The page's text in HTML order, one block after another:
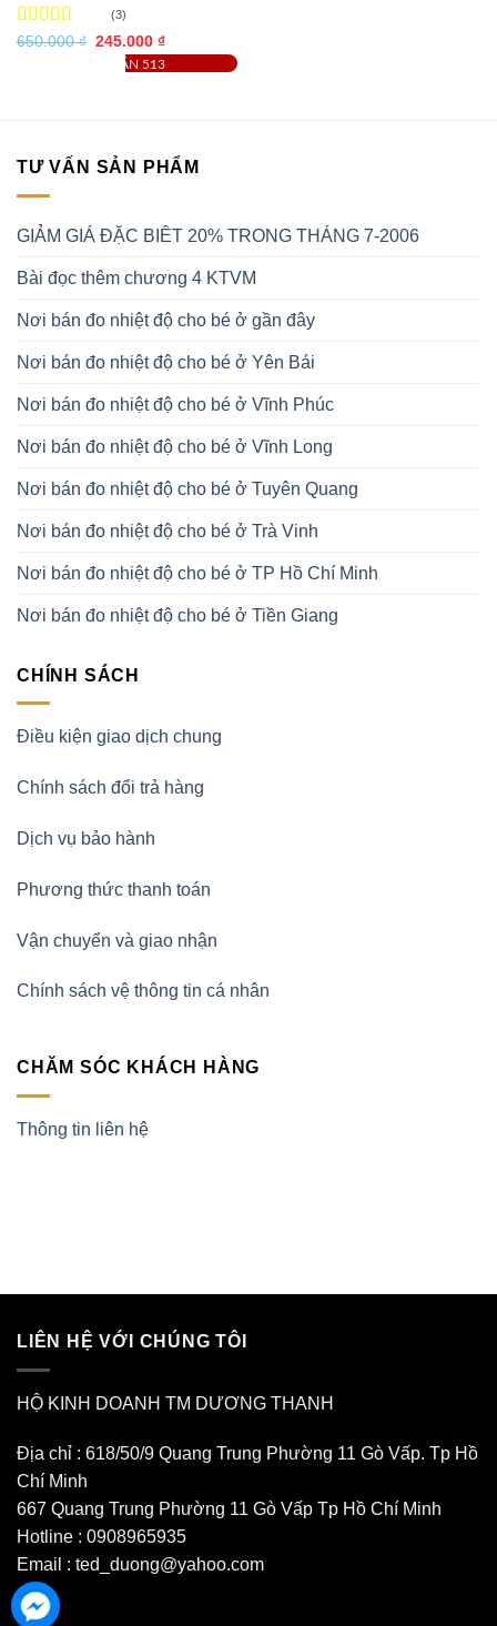
Được xếp
(3)
650.000₫ Giá
245.000 ₫Giá
hiện
tại
ĐÃ BÁN 513
TƯ VẤN SẢN PHẨM
GIẢM GIÁ ĐẶC BIÊT 20% TRONG THÁNG 7-2006
Bài đọc thêm chương 4 KTVM
Nơi bán đo nhiệt độ cho bé ở gần đây
Nơi bán đo nhiệt độ cho bé ở Yên Bái
Nơi bán đo nhiệt độ cho bé ở Vĩnh Phúc
Nơi bán đo nhiệt độ cho bé ở Vĩnh Long
Nơi bán đo nhiệt độ cho bé ở Tuyên Quang
Nơi bán đo nhiệt độ cho bé ở Trà Vinh
Nơi bán đo nhiệt độ cho bé ở TP Hồ Chí Minh
Nơi bán đo nhiệt độ cho bé ở Tiền Giang
CHÍNH SÁCH
Điều kiện giao dịch chung
Chính sách đổi trả hàng
Dịch vụ bảo hành
Phương thức thanh toán
Vận chuyển và giao nhận
Chính sách vệ thông tin cá nhân
CHĂM SÓC KHÁCH HÀNG
Thông tin liên hệ
LIÊN HỆ VỚI CHÚNG TÔI
HỘ KINH DOANH TM DƯƠNG THANH
Địa chỉ : 618/50/9 Quang Trung Phường 11 Gò Vấp. Tp Hồ
Chí Minh
667 Quang Trung Phường 11 Gò Vấp Tp Hồ Chí Minh
Hotline : 0908965935
Email : ted_duong@yahoo.com